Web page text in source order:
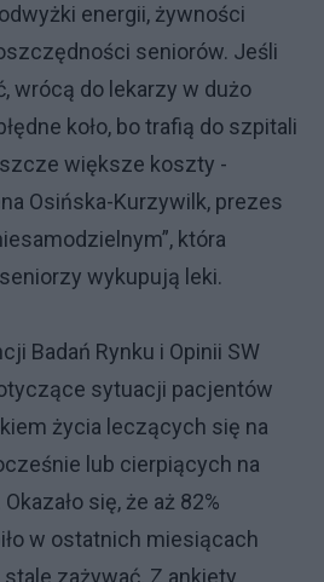
energii, żywności
seniorów. Jeśli
wrócą do lekarzy w dużo
koło, bo trafią do szpitali
większe koszty -
Osińska-Kurzywilk, prezes
która
wykupują leki.
Badań Rynku i Opinii SW
sytuacji pacjentów
życia leczących się na
lub cierpiących na
się, że aż 82%
w ostatnich miesiącach
zażywać. Z ankiety